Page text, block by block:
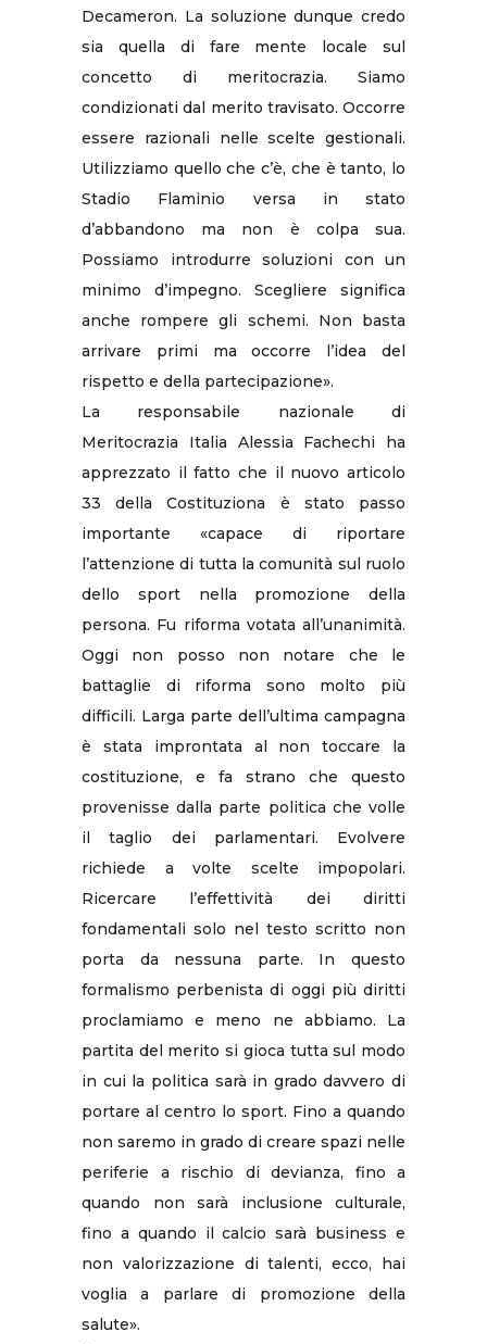
Decameron. La soluzione dunque credo
sia quella di fare mente locale sul
concetto di meritocrazia. Siamo
condizionati dal merito travisato. Occorre
essere razionali nelle scelte gestionali.
Utilizziamo quello che c’è, che è tanto, lo
Stadio Flaminio versa in stato
d’abbandono ma non è colpa sua.
Possiamo introdurre soluzioni con un
minimo d’impegno. Scegliere significa
anche rompere gli schemi. Non basta
arrivare primi ma occorre l’idea del
rispetto e della partecipazione».
La responsabile nazionale di
Meritocrazia Italia Alessia Fachechi ha
apprezzato il fatto che il nuovo articolo
33 della Costituziona è stato passo
importante «capace di riportare
l’attenzione di tutta la comunità sul ruolo
dello sport nella promozione della
persona. Fu riforma votata all’unanimità.
Oggi non posso non notare che le
battaglie di riforma sono molto più
difficili. Larga parte dell’ultima campagna
è stata improntata al non toccare la
costituzione, e fa strano che questo
provenisse dalla parte politica che volle
il taglio dei parlamentari. Evolvere
richiede a volte scelte impopolari.
Ricercare l’effettività dei diritti
fondamentali solo nel testo scritto non
porta da nessuna parte. In questo
formalismo perbenista di oggi più diritti
proclamiamo e meno ne abbiamo. La
partita del merito si gioca tutta sul modo
in cui la politica sarà in grado davvero di
portare al centro lo sport. Fino a quando
non saremo in grado di creare spazi nelle
periferie a rischio di devianza, fino a
quando non sarà inclusione culturale,
fino a quando il calcio sarà business e
non valorizzazione di talenti, ecco, hai
voglia a parlare di promozione della
salute».